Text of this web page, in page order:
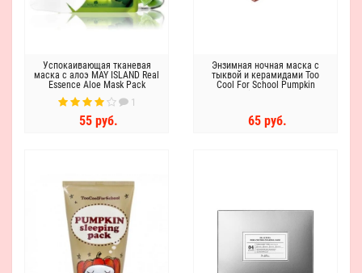
Успокаивающая тканевая
маска с алоэ MAY ISLAND Real
Essence Aloe Mask Pack
1
55 руб.
Энзимная ночная маска с
тыквой и керамидами Too
Cool For School Pumpkin
65 руб.